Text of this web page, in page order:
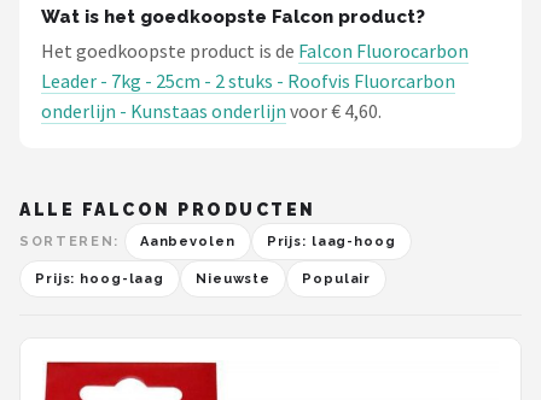
Wat is het goedkoopste Falcon product?
Het goedkoopste product is de Falcon Fluorocarbon
Leader - 7kg - 25cm - 2 stuks - Roofvis Fluorcarbon
onderlijn - Kunstaas onderlijn voor € 4,60.
ALLE FALCON PRODUCTEN
SORTEREN: Aanbevolen Prijs: laag-hoog
Prijs: hoog-laag Nieuwste Populair